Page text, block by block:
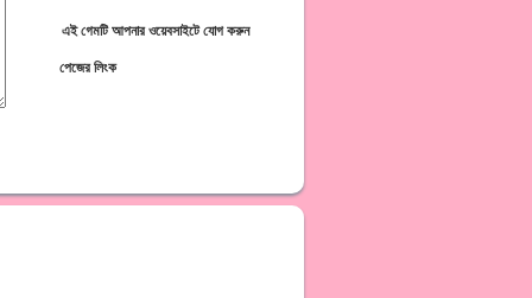
এই গেমটি আপনার ওয়েবসাইটে যোগ করুন
পেজের লিংক